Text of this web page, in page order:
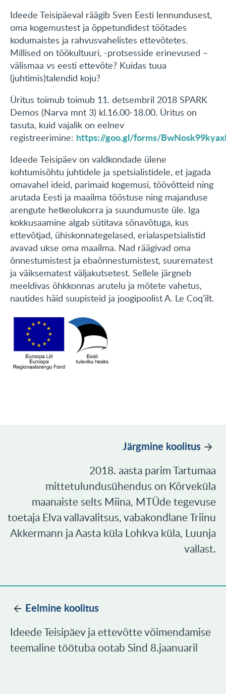
Ideede Teisipäeval räägib Sven Eesti lennundusest,
oma kogemustest ja õppetundidest töötades
kodumaistes ja rahvusvahelistes ettevõtetes.
Millised on töökultuuri, -protsesside erinevused –
välismaa vs eesti ettevõte? Kuidas tuua
(juhtimis)talendid koju?
Üritus toimub toimub 11. detsembril 2018 SPARK
Demos (Narva mnt 3) kl.16.00-18.00. Üritus on
tasuta, kuid vajalik on eelnev
registreerimine: https://goo.gl/forms/
Ideede Teisipäev on valdkondade ülene
kohtumisõhtu juhtidele ja spetsialistidele, et jagada
omavahel ideid, parimaid kogemusi, töövõtteid ning
arutada Eesti ja maailma tööstuse ning majanduse
arengute hetkeolukorra ja suundumuste üle. Iga
kokkusaamine algab sütitava sõnavõtuga, kus
ettevõtjad, ühiskonnategelased, erialaspetsialistid
avavad ukse oma maailma. Nad räägivad oma
õnnestumistest ja ebaõnnestumistest, suurematest
ja väiksematest väljakutsetest. Sellele järgneb
meeldivas õhkkonnas arutelu ja mõtete vahetus,
nautides häid suupisteid ja joogipoolist A. Le Coq’ilt.
Järgmine koolitus
2018. aasta parim Tartumaa
mittetulundusühendus on Kõrveküla
maanaiste selts Miina, MTÜde tegevuse
toetaja Elva vallavalitsus, vabakondlane Triinu
Akkermann ja Aasta küla Lohkva küla, Luunja
vallast.
Eelmine koolitus
Ideede Teisipäev ja ettevõtte võimendamise
teemaline töötuba ootab Sind 8.jaanuaril